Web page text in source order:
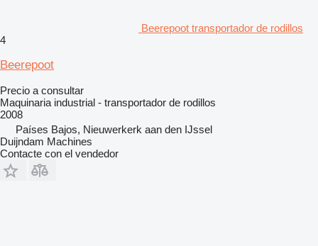
Beerepoot transportador de rodillos
4
Beerepoot
Precio a consultar
Maquinaria industrial - transportador de rodillos
2008
Países Bajos, Nieuwerkerk aan den IJssel
Duijndam Machines
Contacte con el vendedor